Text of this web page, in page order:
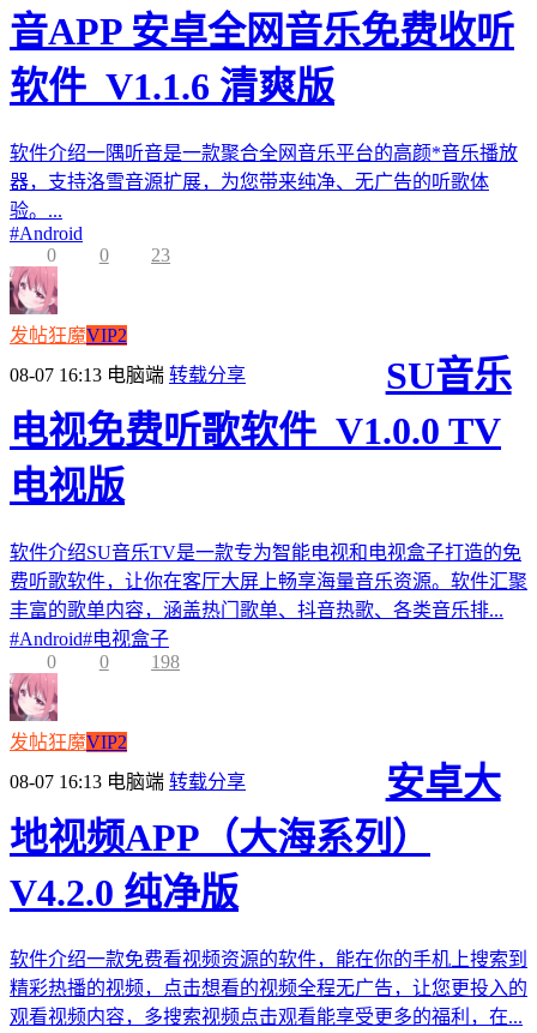
音APP 安卓全网音乐免费收听
软件_V1.1.6 清爽版
软件介绍一隅听音是一款聚合全网音乐平台的高颜*音乐播放
器，支持洛雪音源扩展，为您带来纯净、无广告的听歌体
验。...
#Android
0
0 23
发帖狂魔VIP2
08-07 16:13 电脑端 转载分享
SU音乐
电视免费听歌软件_V1.0.0 TV
电视版
软件介绍SU音乐TV是一款专为智能电视和电视盒子打造的免
费听歌软件，让你在客厅大屏上畅享海量音乐资源。软件汇聚
丰富的歌单内容，涵盖热门歌单、抖音热歌、各类音乐排...
#Android#电视盒子
0
0 198
发帖狂魔VIP2
08-07 16:13 电脑端 转载分享
安卓大
地视频APP（大海系列）
V4.2.0 纯净版
软件介绍一款免费看视频资源的软件，能在你的手机上搜索到
精彩热播的视频，点击想看的视频全程无广告，让您更投入的
观看视频内容，多搜索视频点击观看能享受更多的福利，在...